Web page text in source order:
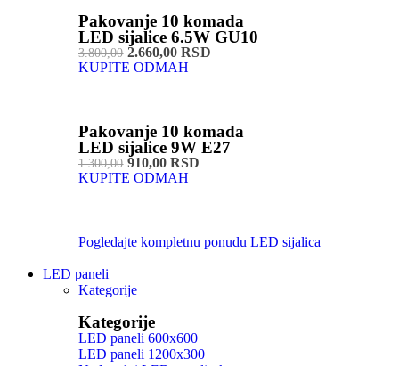
Pakovanje 10 komada
LED sijalice 6.5W GU10
3.800,002.660,00 RSD
KUPITE ODMAH
Pakovanje 10 komada
LED sijalice 9W E27
1.300,00910,00 RSD
KUPITE ODMAH
Pogledajte kompletnu ponudu LED sijalica
LED paneli
Kategorije
Kategorije
LED paneli 600x600
LED paneli 1200x300